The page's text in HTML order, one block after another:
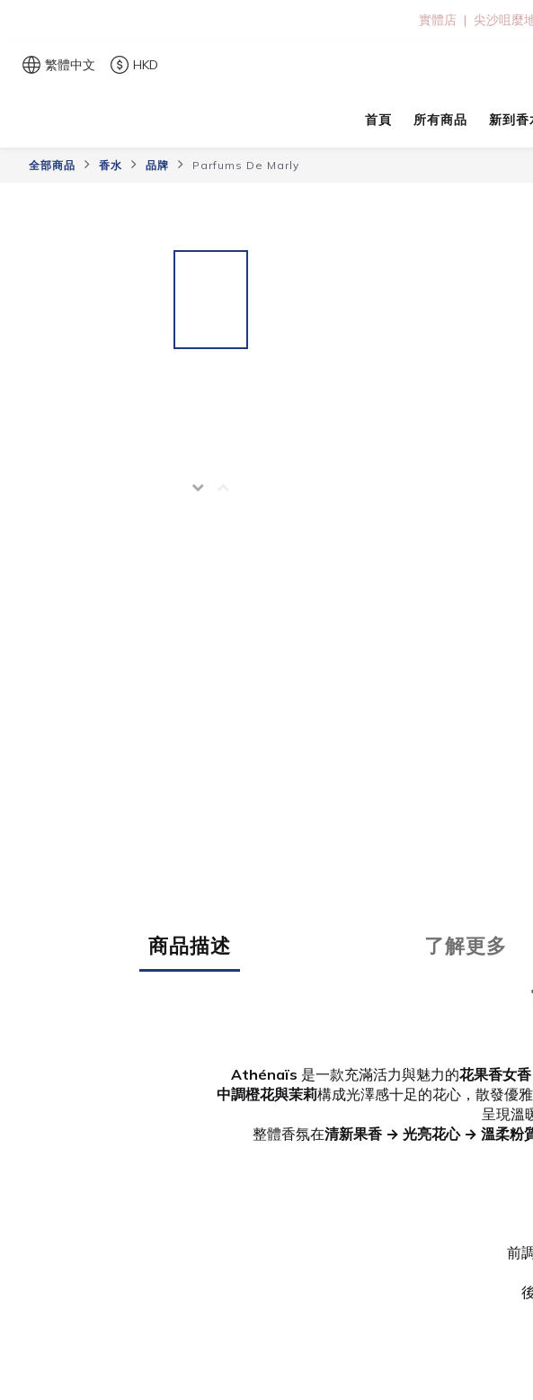
實體店  |  尖沙咀麼
繁體中文 HKD
首頁 所有商品 新到香
全部商品 香水 品牌 Parfums De Marly
商品描述 了解更多
Athénaïs 是一款充滿活力與魅力的花果香女香
中調橙花與茉莉構成光澤感十足的花心，散發優
呈現溫
整體香氛在清新果香 → 光亮花心 → 溫柔粉
前